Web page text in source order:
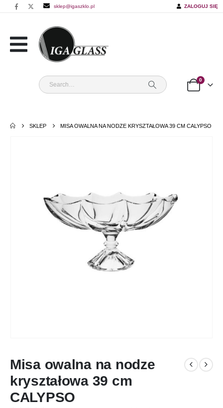
sklep@igaszklo.pl ZALOGUJ SIĘ
0
SKLEP MISA OWALNA NA NODZE KRYSZTAŁOWA 39 CM CALYPSO
Misa owalna na nodze
kryształowa 39 cm
CALYPSO